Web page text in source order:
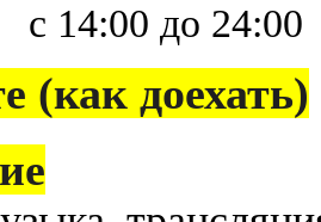
с 14:00 до 24:00
(как доехать)